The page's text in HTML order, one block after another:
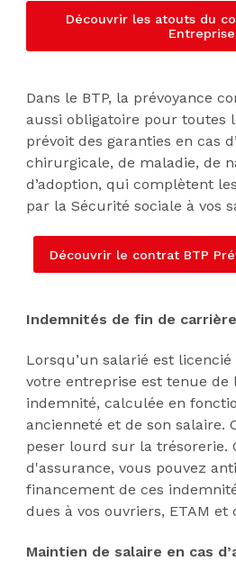
Découvrir les atouts du
Entreprise
Dans le BTP, la prévoyance
aussi obligatoire pour toutes
prévoit des garanties en cas
chirurgicale, de maladie, de
d’adoption, qui complètent
par la Sécurité sociale à vos
Découvrir le contrat BTP
Indemnités de fin de
Lorsqu’un salarié est
votre entreprise est tenue de
indemnité, calculée en
ancienneté et de son salaire.
peser lourd sur la trésorerie.
d'assurance, vous pouvez
financement de ces
dues à vos ouvriers, ETAM et
Maintien de salaire en cas